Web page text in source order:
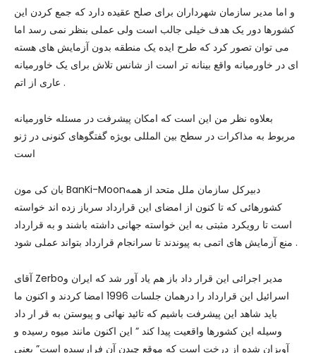
و اما مدیر سازمان شهرداران برای صلح عقیده دارد که جمع کردن این
کشورها دور یک هدف خیلی جالب است ولی عملی بنظر نمی رسد اما
می توان تصور کرد که طرح ایده یک منطقه بدون آزمایش های هسته
ای در خاورمیانه واقع بینانه تر است از شانس تلاش برای یک خاورمیانه
عاری از اتم .
بعلاوه نظر من این است که امکان پیشرفت در مسئله خاورمیانه
مربوط به مذاکرات در سطح بین المللی بویژه گفتگوهای کنونی در ژنو
است
بان کی مون BanKi-Moonدبیرکل سازمان ملل متحد از همه
کشورهائی که تا کنون از امضای این قرارداد سرباز زده اند خواسته
است تا رویکرد مثبتی به این خواسته جهانی داشته باشند و به قرارداد
منع آزمایش های اتمی به پیوندند تا سرانجام قرارداد بتواند عملی شود .
آقای Zerboمدیر اجرائی این قرار داد باز هم یاد آور شد که ایران و
اسرائیل این قرارداد را درهمان جلسات 1996 امضا کردند و اکنون ما
باید شاهد این پیشرفت باشیم که تائید نهائی و پیوستن به قر ار داد
وسیله این کشورها واقعیت پیدا کند ” این اکنون مانند میوه رسیده و
آویزان شده از درخت است که موقع چیدن آن فرارسیده است” یعنی